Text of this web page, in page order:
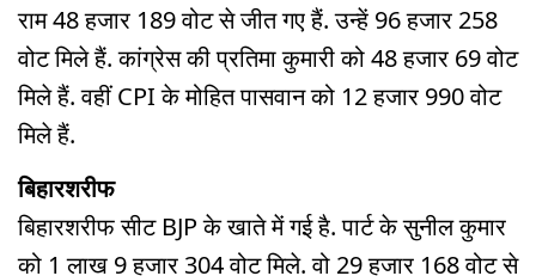
राम 48 हजार 189 वोट से जीत गए हैं. उन्हें 96 हजार 258
वोट मिले हैं. कांग्रेस की प्रतिमा कुमारी को 48 हजार 69 वोट
मिले हैं. वहीं CPI के मोहित पासवान को 12 हजार 990 वोट
मिले हैं.
बिहारशरीफ
बिहारशरीफ सीट BJP के खाते में गई है. पार्ट के सुनील कुमार
को 1 लाख 9 हजार 304 वोट मिले. वो 29 हजार 168 वोट से